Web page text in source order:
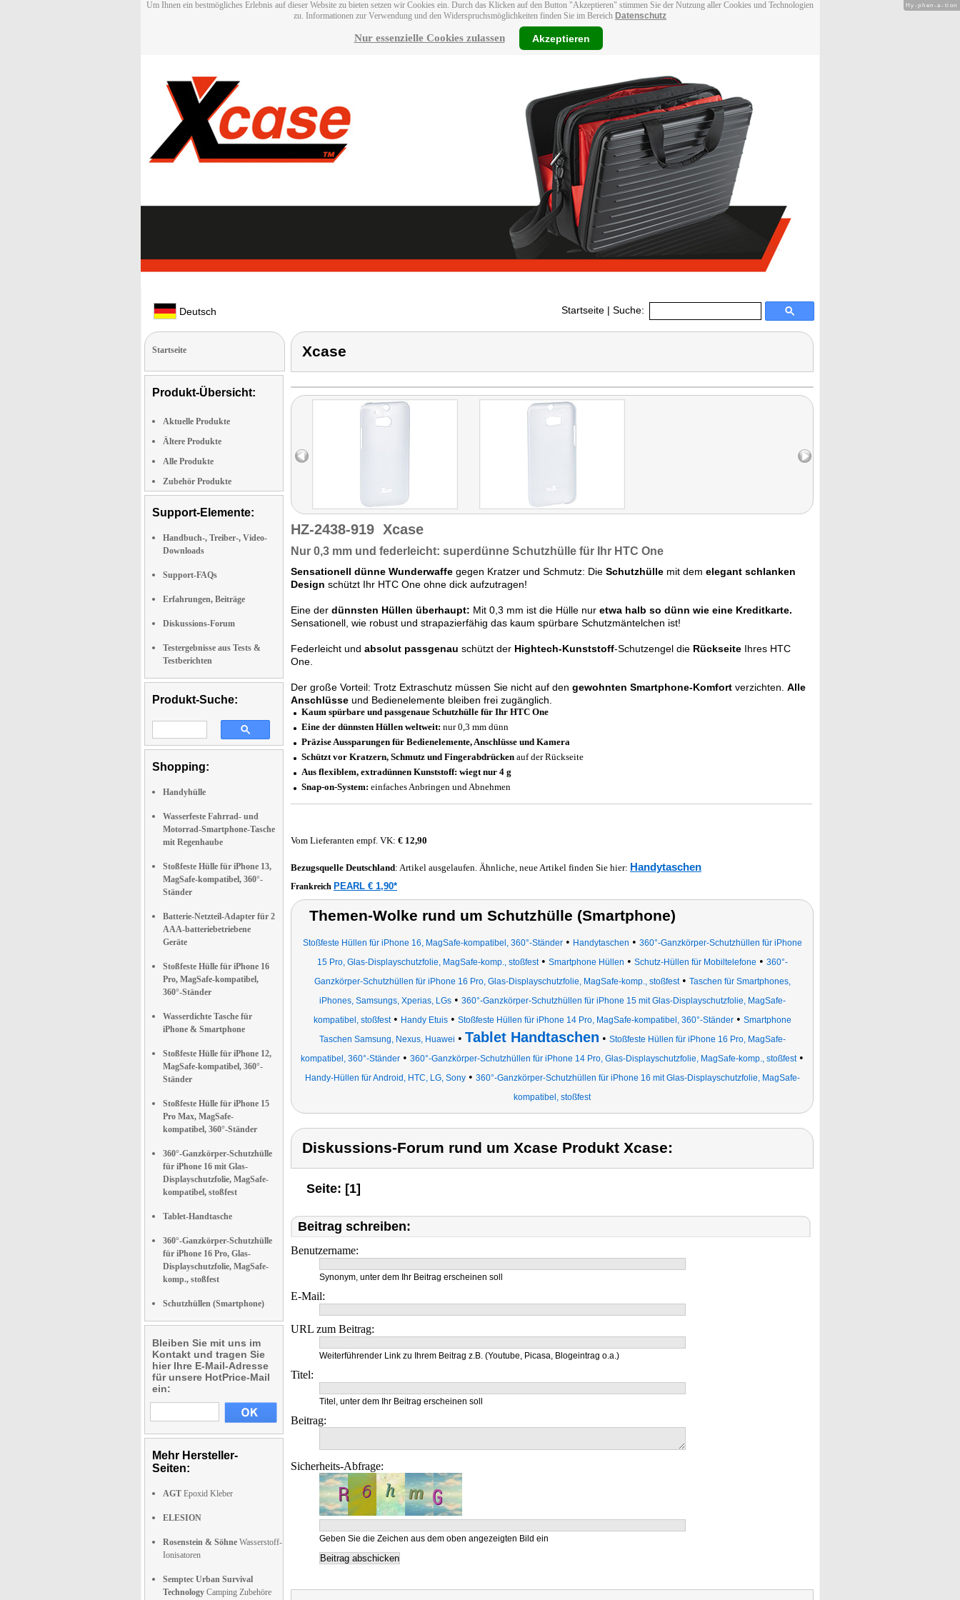
Um Ihnen ein bestmögliches Erlebnis auf dieser Website zu bieten setzen wir Cookies ein. Durch das Klicken auf den Button "Akzeptieren" stimmen Sie der Nutzung aller Cookies und Technologien
zu. Informationen zur Verwendung und den Widerspruchsmöglichkeiten finden Sie im Bereich Datenschutz
Nur essenzielle Cookies zulassen Akzeptieren
Deutsch Startseite | Suche:
Startseite
Produkt-Übersicht:
Aktuelle Produkte
Ältere Produkte
Alle Produkte
Zubehör Produkte
Support-Elemente:
Handbuch-, Treiber-, Video-
Downloads
Support-FAQs
Erfahrungen, Beiträge
Diskussions-Forum
Testergebnisse aus Tests &
Testberichten
Produkt-Suche:
Shopping:
Handyhülle
Wasserfeste Fahrrad- und
Motorrad-Smartphone-Tasche
mit Regenhaube
Stoßfeste Hülle für iPhone 13,
MagSafe-kompatibel, 360°-
Ständer
Batterie-Netzteil-Adapter für 2
AAA-batteriebetriebene
Geräte
Stoßfeste Hülle für iPhone 16
Pro, MagSafe-kompatibel,
360°-Ständer
Wasserdichte Tasche für
iPhone & Smartphone
Stoßfeste Hülle für iPhone 12,
MagSafe-kompatibel, 360°-
Ständer
Stoßfeste Hülle für iPhone 15
Pro Max, MagSafe-
kompatibel, 360°-Ständer
360°-Ganzkörper-Schutzhülle
für iPhone 16 mit Glas-
Displayschutzfolie, MagSafe-
kompatibel, stoßfest
Tablet-Handtasche
360°-Ganzkörper-Schutzhülle
für iPhone 16 Pro, Glas-
Displayschutzfolie, MagSafe-
komp., stoßfest
Schutzhüllen (Smartphone)
Bleiben Sie mit uns im
Kontakt und tragen Sie
hier Ihre E-Mail-Adresse
für unsere HotPrice-Mail
ein:
Mehr Hersteller-
Seiten:
AGT Epoxid Kleber
ELESION
Rosenstein & Söhne Wasserstoff-
Ionisatoren
Semptec Urban Survival
Technology Camping Zubehöre
Xcase
HZ-2438-919 Xcase
Nur 0,3 mm und federleicht: superdünne Schutzhülle für Ihr HTC One
Sensationell dünne Wunderwaffe gegen Kratzer und Schmutz: Die Schutzhülle mit dem elegant schlanken
Design schützt Ihr HTC One ohne dick aufzutragen!
Eine der dünnsten Hüllen überhaupt: Mit 0,3 mm ist die Hülle nur etwa halb so dünn wie eine Kreditkarte.
Sensationell, wie robust und strapazierfähig das kaum spürbare Schutzmäntelchen ist!
Federleicht und absolut passgenau schützt der Hightech-Kunststoff-Schutzengel die Rückseite Ihres HTC
One.
Der große Vorteil: Trotz Extraschutz müssen Sie nicht auf den gewohnten Smartphone-Komfort verzichten. Alle
Anschlüsse und Bedienelemente bleiben frei zugänglich.
Kaum spürbare und passgenaue Schutzhülle für Ihr HTC One
Eine der dünnsten Hüllen weltweit: nur 0,3 mm dünn
Präzise Aussparungen für Bedienelemente, Anschlüsse und Kamera
Schützt vor Kratzern, Schmutz und Fingerabdrücken auf der Rückseite
Aus flexiblem, extradünnen Kunststoff: wiegt nur 4 g
Snap-on-System: einfaches Anbringen und Abnehmen
Vom Lieferanten empf. VK: € 12,90
Bezugsquelle Deutschland: Artikel ausgelaufen. Ähnliche, neue Artikel finden Sie hier: Handytaschen
Frankreich PEARL € 1,90*
Themen-Wolke rund um Schutzhülle (Smartphone)
Stoßfeste Hüllen für iPhone 16, MagSafe-kompatibel, 360°-Ständer• Handytaschen • 360°-Ganzkörper-Schutzhüllen für iPhone
15 Pro, Glas-Displayschutzfolie, MagSafe-komp., stoßfest• Smartphone Hüllen • Schutz-Hüllen für Mobiltelefone • 360°-
Ganzkörper-Schutzhüllen für iPhone 16 Pro, Glas-Displayschutzfolie, MagSafe-komp., stoßfest• Taschen für Smartphones,
iPhones, Samsungs, Xperias, LGs• 360°-Ganzkörper-Schutzhüllen für iPhone 15 mit Glas-Displayschutzfolie, MagSafe-
kompatibel, stoßfest• Handy Etuis• Stoßfeste Hüllen für iPhone 14 Pro, MagSafe-kompatibel, 360°-Ständer• Smartphone
Taschen Samsung, Nexus, Huawei • Tablet Handtaschen • Stoßfeste Hüllen für iPhone 16 Pro, MagSafe-
kompatibel, 360°-Ständer • 360°-Ganzkörper-Schutzhüllen für iPhone 14 Pro, Glas-Displayschutzfolie, MagSafe-komp., stoßfest•
Handy-Hüllen für Android, HTC, LG, Sony• 360°-Ganzkörper-Schutzhüllen für iPhone 16 mit Glas-Displayschutzfolie, MagSafe-
kompatibel, stoßfest
Diskussions-Forum rund um Xcase Produkt Xcase:
Seite: [1]
Beitrag schreiben:
Benutzername:
Synonym, unter dem Ihr Beitrag erscheinen soll
E-Mail:
URL zum Beitrag:
Weiterführender Link zu Ihrem Beitrag z.B. (Youtube, Picasa, Blogeintrag o.a.)
Titel:
Titel, unter dem Ihr Beitrag erscheinen soll
Beitrag:
Sicherheits-Abfrage:
Geben Sie die Zeichen aus dem oben angezeigten Bild ein
Hy-phen-a-tion